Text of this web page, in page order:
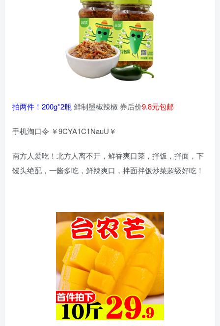
拍两件！200g*2瓶 鲜制墨椒辣椒 券后价9.8元包邮
手机淘口令 ￥9CYA1C1NauU￥
南方人爱吃！北方人离不开，鲜香爽口菜，拌饭，拌面，下
馒头绝配，一酱多吃，鲜辣爽口，拌面拌饭炒菜超级好吃！